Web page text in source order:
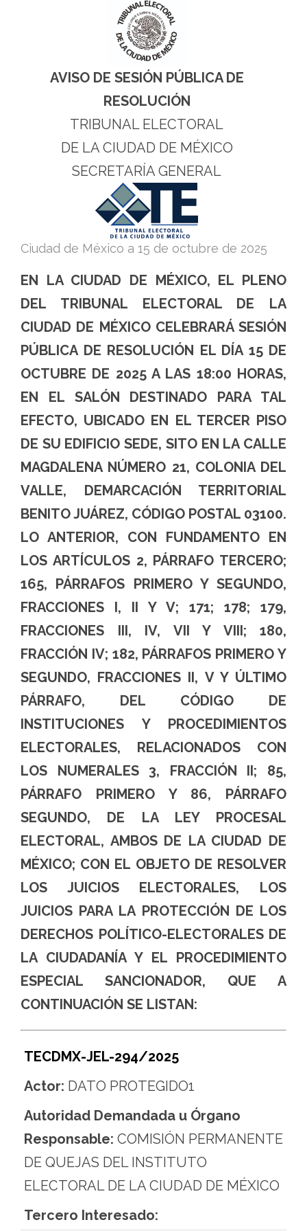
AVISO DE SESIÓN PÚBLICA DE
RESOLUCIÓN
TRIBUNAL ELECTORAL
DE LA CIUDAD DE MÉXICO
SECRETARÍA GENERAL
Ciudad de México a 15 de octubre de 2025
EN LA CIUDAD DE MÉXICO, EL PLENO
DEL TRIBUNAL ELECTORAL DE LA
CIUDAD DE MÉXICO CELEBRARÁ SESIÓN
PÚBLICA DE RESOLUCIÓN EL DÍA 15 DE
OCTUBRE DE 2025 A LAS 18:00 HORAS,
EN EL SALÓN DESTINADO PARA TAL
EFECTO, UBICADO EN EL TERCER PISO
DE SU EDIFICIO SEDE, SITO EN LA CALLE
MAGDALENA NÚMERO 21, COLONIA DEL
VALLE, DEMARCACIÓN TERRITORIAL
BENITO JUÁREZ, CÓDIGO POSTAL 03100.
LO ANTERIOR, CON FUNDAMENTO EN
LOS ARTÍCULOS 2, PÁRRAFO TERCERO;
165, PÁRRAFOS PRIMERO Y SEGUNDO,
FRACCIONES I, II Y V; 171; 178; 179,
FRACCIONES III, IV, VII Y VIII; 180,
FRACCIÓN IV; 182, PÁRRAFOS PRIMERO Y
SEGUNDO, FRACCIONES II, V Y ÚLTIMO
PÁRRAFO, DEL CÓDIGO DE
INSTITUCIONES Y PROCEDIMIENTOS
ELECTORALES, RELACIONADOS CON
LOS NUMERALES 3, FRACCIÓN II; 85,
PÁRRAFO PRIMERO Y 86, PÁRRAFO
SEGUNDO, DE LA LEY PROCESAL
ELECTORAL, AMBOS DE LA CIUDAD DE
MÉXICO; CON EL OBJETO DE RESOLVER
LOS JUICIOS ELECTORALES, LOS
JUICIOS PARA LA PROTECCIÓN DE LOS
DERECHOS POLÍTICO-ELECTORALES DE
LA CIUDADANÍA Y EL PROCEDIMIENTO
ESPECIAL SANCIONADOR, QUE A
CONTINUACIÓN SE LISTAN:
TECDMX-JEL-294/2025
Actor: DATO PROTEGIDO1
Autoridad Demandada u Órgano
Responsable: COMISIÓN PERMANENTE
DE QUEJAS DEL INSTITUTO
ELECTORAL DE LA CIUDAD DE MÉXICO
Tercero Interesado: